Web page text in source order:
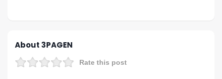
About 3PAGEN
Rate this post